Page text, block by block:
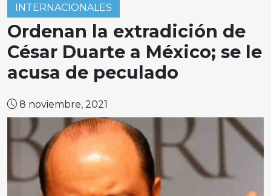
INTERNACIONALES
Ordenan la extradición de
César Duarte a México; se le
acusa de peculado
8 noviembre, 2021